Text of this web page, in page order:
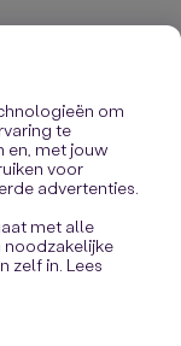
om
te
en, met jouw
voor
advertenties.
met alle
noodzakelijke
zelf in. Lees